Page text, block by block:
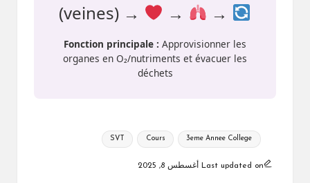
(veines) →
→ →
Fonction principale : Approvisionner les
organes en O₂/nutriments et évacuer les
déchets
Tags:
SVT Cours 3eme Annee College
Last updated on أغسطس 8, 2025